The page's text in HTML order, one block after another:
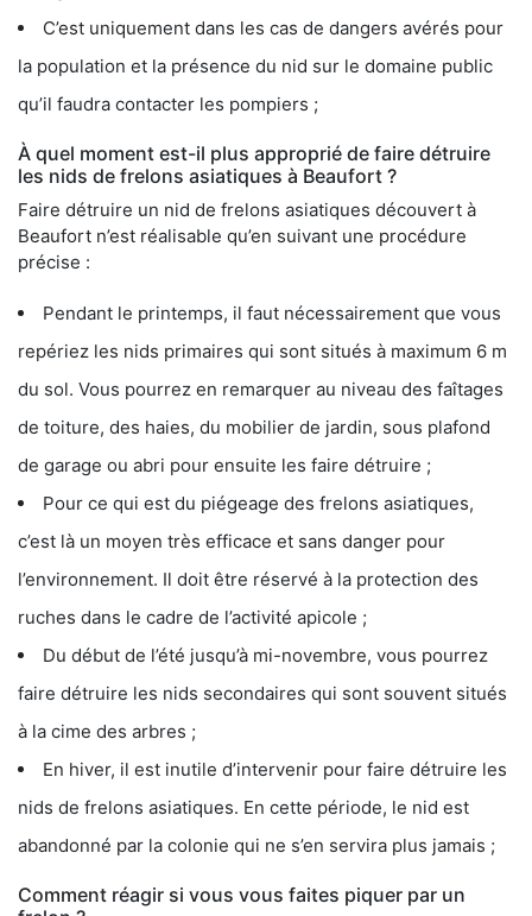
C’est uniquement dans les cas de dangers avérés pour
la population et la présence du nid sur le domaine public
qu’il faudra contacter les pompiers ;
À quel moment est-il plus approprié de faire détruire
les nids de frelons asiatiques à Beaufort ?
Faire détruire un nid de frelons asiatiques découvert à
Beaufort n’est réalisable qu’en suivant une procédure
précise :
Pendant le printemps, il faut nécessairement que vous
repériez les nids primaires qui sont situés à maximum 6 m
du sol. Vous pourrez en remarquer au niveau des faîtages
de toiture, des haies, du mobilier de jardin, sous plafond
de garage ou abri pour ensuite les faire détruire ;
Pour ce qui est du piégeage des frelons asiatiques,
c’est là un moyen très efficace et sans danger pour
l’environnement. Il doit être réservé à la protection des
ruches dans le cadre de l’activité apicole ;
Du début de l’été jusqu’à mi-novembre, vous pourrez
faire détruire les nids secondaires qui sont souvent situés
à la cime des arbres ;
En hiver, il est inutile d’intervenir pour faire détruire les
nids de frelons asiatiques. En cette période, le nid est
abandonné par la colonie qui ne s’en servira plus jamais ;
Comment réagir si vous vous faites piquer par un